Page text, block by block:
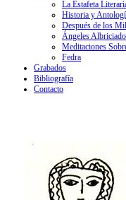
La Estafeta
Historia y
Después de los
Ángeles
Meditaciones
Fedra
Grabados
Bibliografía
Contacto